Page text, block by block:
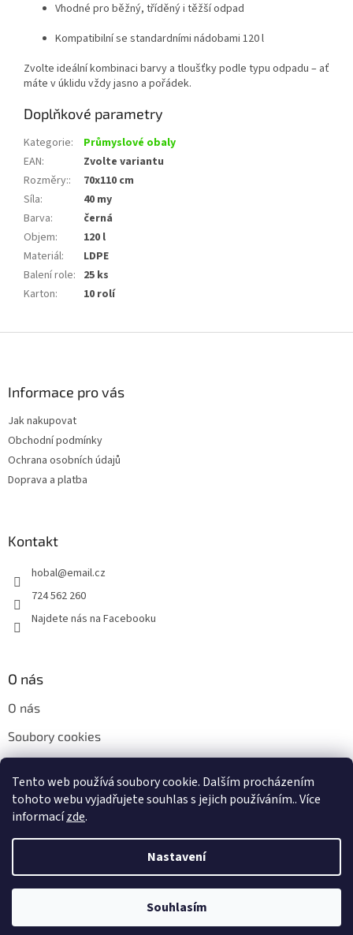
Tento web používá soubory cookie. Dalším procházením
tohoto webu vyjadřujete souhlas s jejich používáním.. Více
informacízde.
Nastavení
Souhlasím
Vhodné pro běžný, tříděný i těžší odpad
Kompatibilní se standardními nádobami 120 l
Zvolte ideální kombinaci barvy a tloušťky podle typu odpadu – ať
máte v úklidu vždy jasno a pořádek.
Doplňkové parametry
Kategorie:
Průmyslové obaly
EAN:
Zvolte variantu
Rozměry::
70x110 cm
Síla:
40 my
Barva:
černá
Objem:
120 l
Materiál:
LDPE
Balení role: 25 ks
Karton: 10 rolí
Informace pro vás
Jak nakupovat
Obchodní podmínky
Ochrana osobních údajů
Doprava a platba
Kontakt
hobal@email.cz
724 562 260
Najdete nás na Facebooku
O nás
O nás
Soubory cookies
Kontakty
Vytvořil Shoptet
H+H obal s.r.o.. Všechna práva vyhrazena.